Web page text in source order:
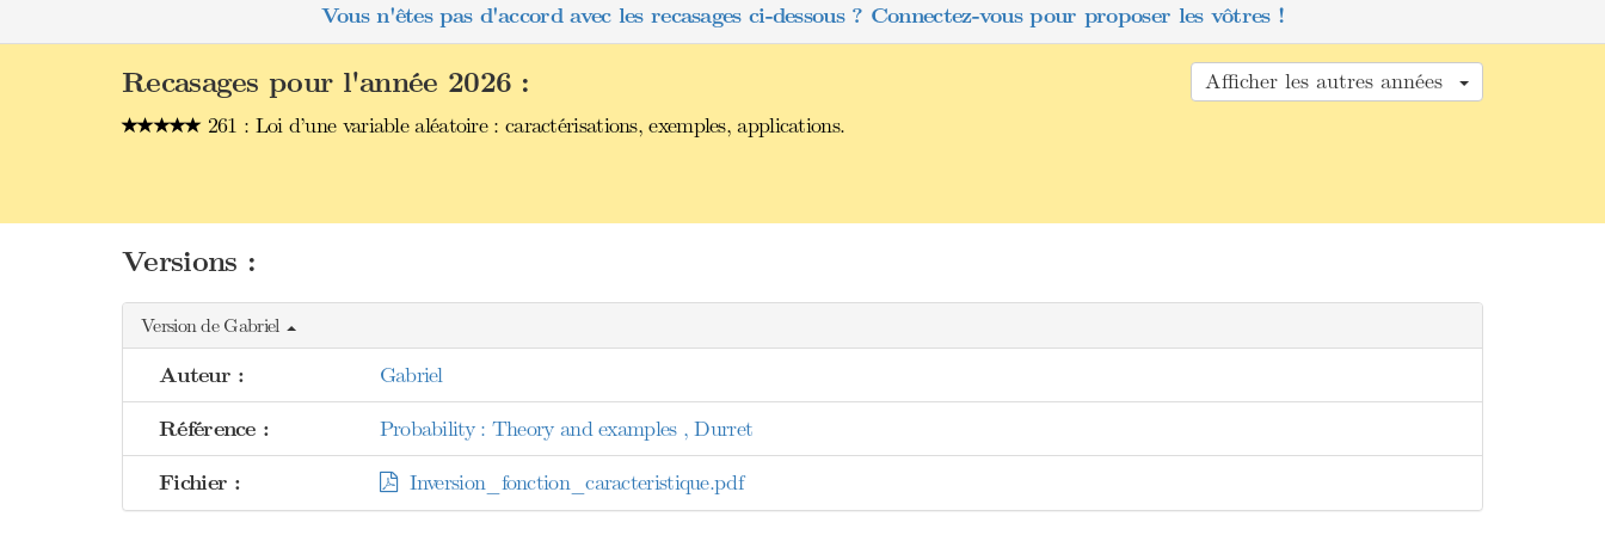
Vous n'êtes pas d'accord avec les recasages ci-dessous ? Connectez-vous pour proposer les vôtres !
Afficher les autres années
Recasages pour l'année 2026 :
261 : Loi d’une variable aléatoire : caractérisations, exemples, applications.
Versions :
Version de Gabriel
Auteur : Gabriel
Référence : Probability : Theory and examples , Durret
Fichier : Inversion_fonction_caracteristique.pdf